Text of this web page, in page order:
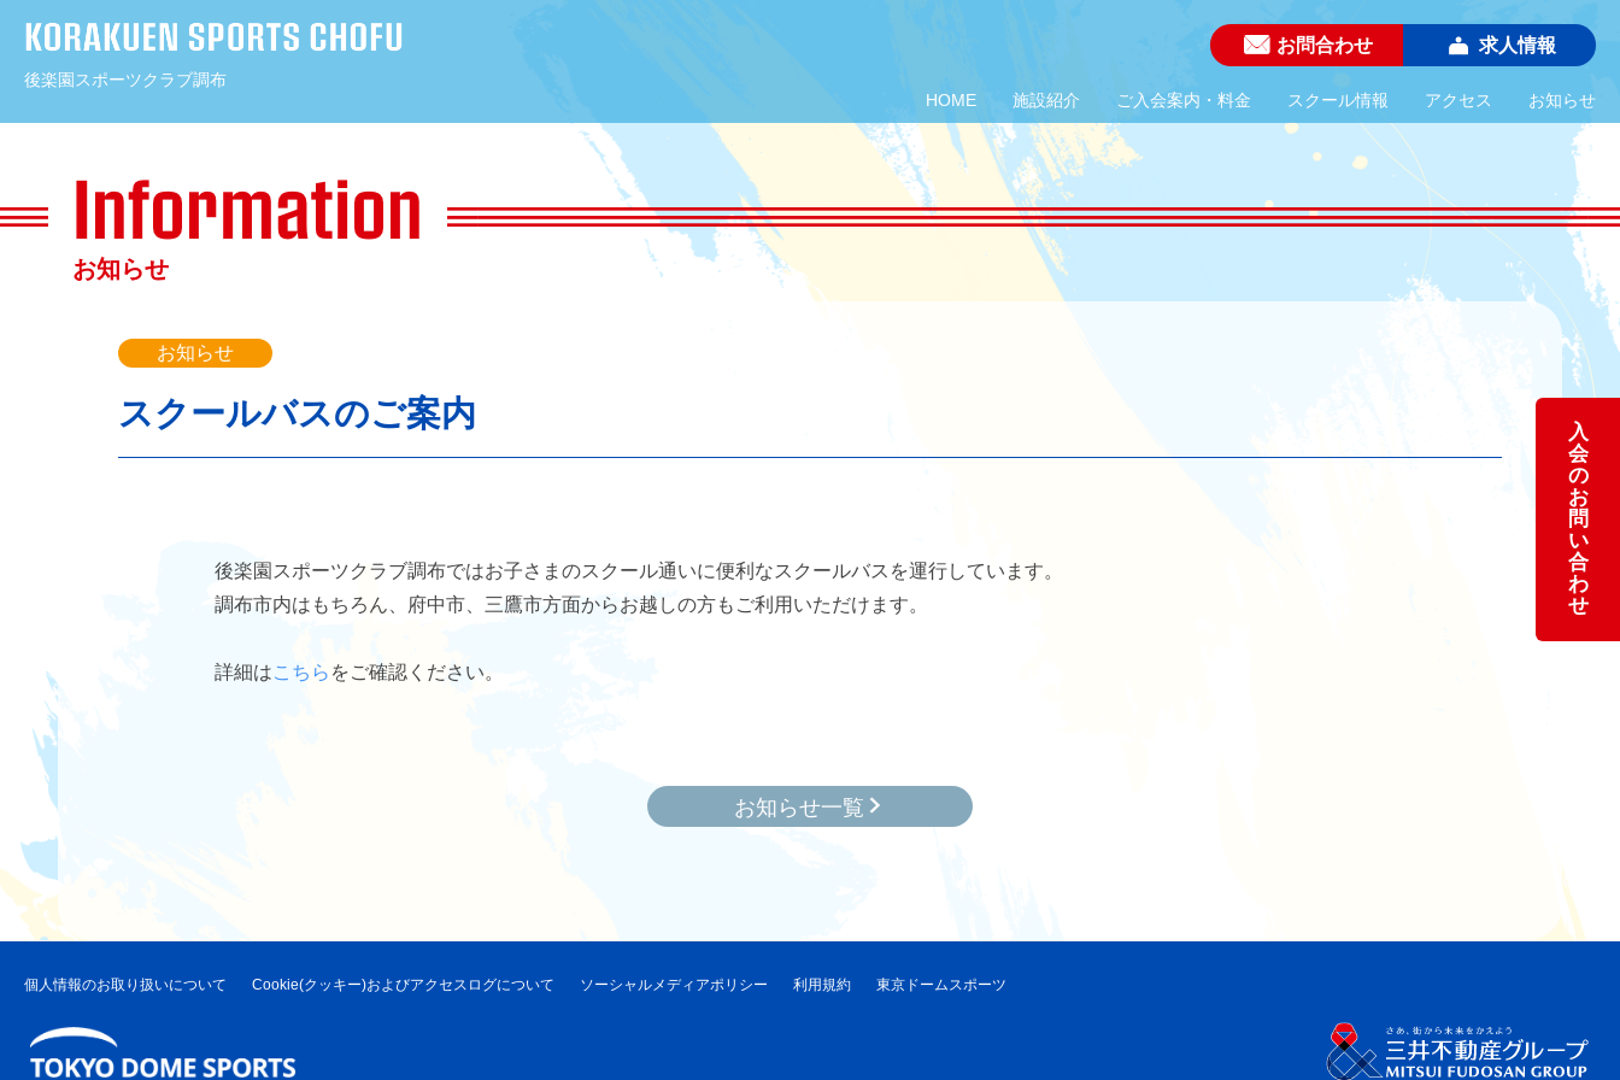
テ
お問合わせ 求人情報
後楽園スポーツクラブ調布
HOME
施設紹介 ご入会案内・料金 スクール情報 アクセス お知らせ
お知らせ
お知らせ
スクールバスのご案内
後楽園スポーツクラブ調布ではお子さまのスクール通いに便利なスクールバスを運行しています。
調布市内はもちろん、府中市、三鷹市方面からお越しの方もご利用いただけます。
詳細はこちら をご確認ください。
お知らせ一覧
個人情報のお取り扱いについて Cookie(クッキー)およびアクセスログについて ソーシャルメディアポリシー 利用規約 東京ドームスポーツ
入
会
の
お
問
い
合
わ
せ